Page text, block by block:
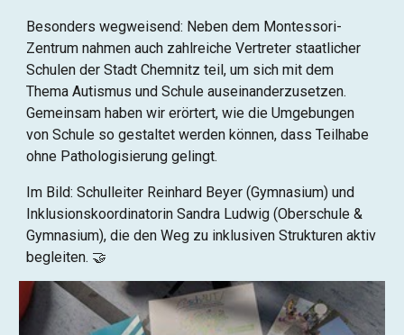
Besonders wegweisend: Neben dem Montessori-
Zentrum nahmen auch zahlreiche Vertreter staatlicher
Schulen der Stadt Chemnitz teil, um sich mit dem
Thema Autismus und Schule auseinanderzusetzen.
Gemeinsam haben wir erörtert, wie die Umgebungen
von Schule so gestaltet werden können, dass Teilhabe
ohne Pathologisierung gelingt.
Im Bild: Schulleiter Reinhard Beyer (Gymnasium) und
Inklusionskoordinatorin Sandra Ludwig (Oberschule &
Gymnasium), die den Weg zu inklusiven Strukturen aktiv
begleiten. 🤝